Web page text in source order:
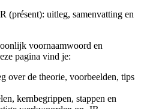
(présent): uitleg, samenvatting en
voornaamwoord en
pagina vind je:
over de theorie, voorbeelden, tips
kernbegrippen, stappen en